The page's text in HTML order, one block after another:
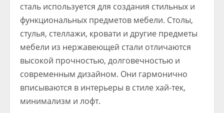
сталь используется для создания стильных и
функциональных предметов мебели. Столы,
стулья, стеллажи, кровати и другие предметы
мебели из нержавеющей стали отличаются
высокой прочностью, долговечностью и
современным дизайном. Они гармонично
вписываются в интерьеры в стиле хай-тек,
минимализм и лофт.